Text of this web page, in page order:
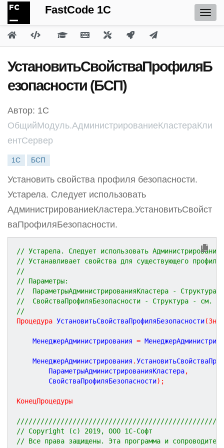
FastCode 1C
УстановитьСвойстваПрофиляБ
езопасности (БСП)
Автор: 1С
ОбщийМодуль.АдминистрированиеКластераКли
ентСервер
1С БСП
Установить свойства профиля безопасности.
Устарела. Следует использовать
АдминистрированиеКластера.УстановитьСвойст
ваПрофиляБезопасности.
// Устарела. Следует использовать
// Устанавливает свойства для существующего
//
// Параметры:
//  ПараметрыАдминистрированияКластера - Структура
//  СвойстваПрофиляБезопасности - Структура - см.
//
Процедура УстановитьСвойстваПрофиляБезопасности(Знач
	МенеджерАдминистрирования
=
	МенеджерАдминистрирования
.
		ПараметрыАдминистрированияКластера
,
		СвойстваПрофиляБезопасности
) ;
КонецПроцедуры
// Copyright (c) 2019, ООО 1С-Софт
// Все права защищены. Эта программа и